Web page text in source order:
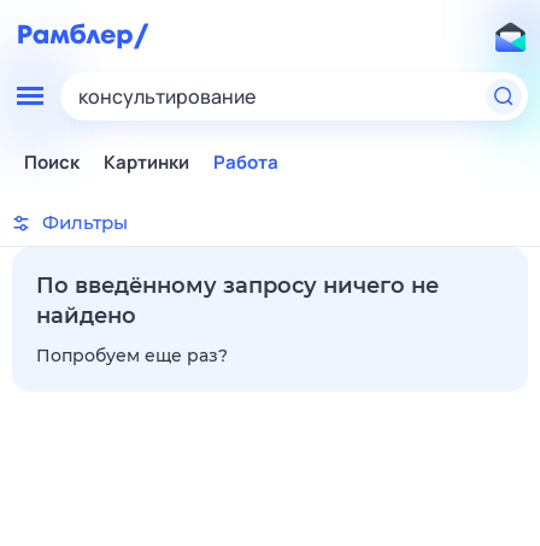
консультирование
Поиск Картинки Работа
Фильтры
По введённому запросу ничего не
найдено
Попробуем еще раз?